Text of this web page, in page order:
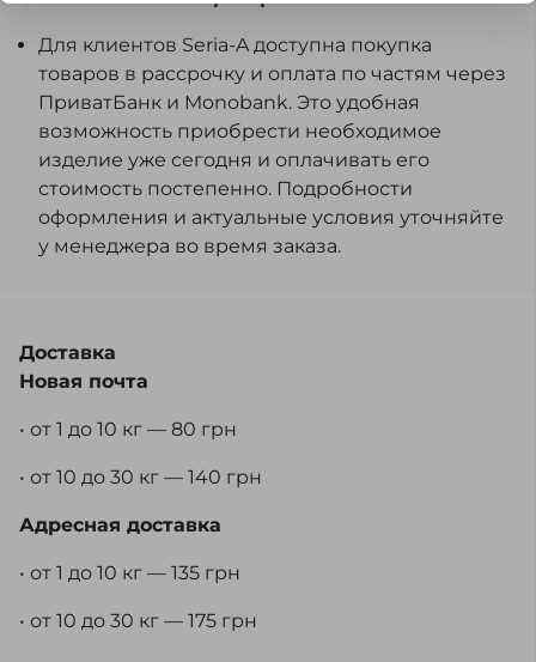
Для клиентов Seria-A доступна покупка
товаров в рассрочку и оплата по частям через
ПриватБанк и Monobank. Это удобная
возможность приобрести необходимое
изделие уже сегодня и оплачивать его
стоимость постепенно. Подробности
оформления и актуальные условия уточняйте
у менеджера во время заказа.
Доставка
Новая почта
• от 1 до 10 кг — 80 грн
• от 10 до 30 кг — 140 грн
Адресная доставка
• от 1 до 10 кг — 135 грн
• от 10 до 30 кг — 175 грн